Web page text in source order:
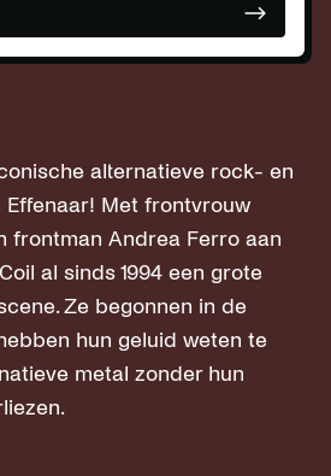
alternatieve rock- en
Met frontvrouw
frontman Andrea Ferro aan
al sinds 1994 een grote
Ze begonnen in de
hun geluid weten te
metal zonder hun